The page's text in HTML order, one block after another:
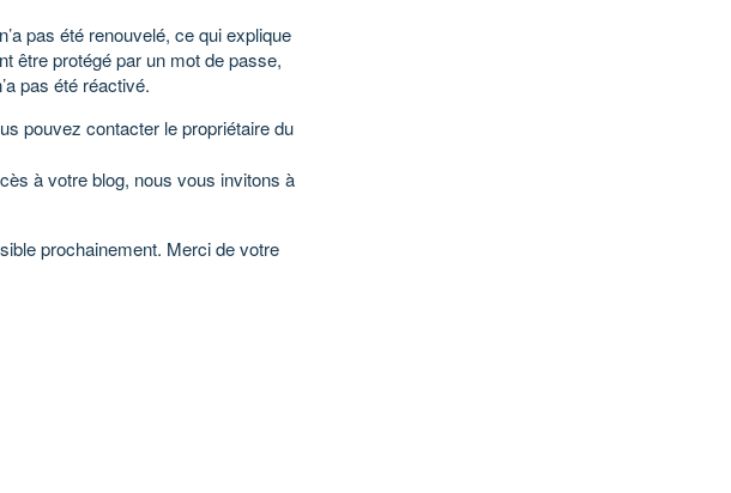
pas été renouvelé, ce qui explique
être protégé par un mot de passe,
pas été réactivé.
pouvez contacter le propriétaire du
à votre blog, nous vous invitons à
prochainement. Merci de votre